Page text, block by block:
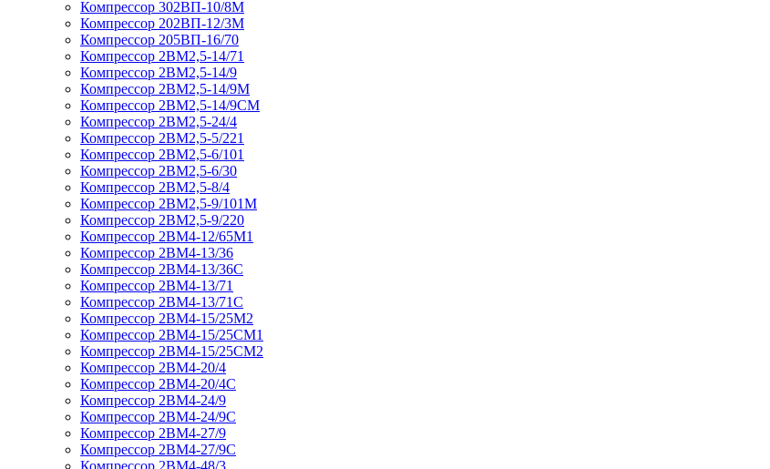
Компрессор 302ВП-10/8М
Компрессор 202ВП-12/3М
Компрессор 205ВП-16/70
Компрессор 2ВМ2,5-14/71
Компрессор 2ВМ2,5-14/9
Компрессор 2ВМ2,5-14/9М
Компрессор 2ВМ2,5-14/9СМ
Компрессор 2ВМ2,5-24/4
Компрессор 2ВМ2,5-5/221
Компрессор 2ВМ2,5-6/101
Компрессор 2ВМ2,5-6/30
Компрессор 2ВМ2,5-8/4
Компрессор 2ВМ2,5-9/101М
Компрессор 2ВМ2,5-9/220
Компрессор 2ВМ4-12/65М1
Компрессор 2ВМ4-13/36
Компрессор 2ВМ4-13/36С
Компрессор 2ВМ4-13/71
Компрессор 2ВМ4-13/71С
Компрессор 2ВМ4-15/25М2
Компрессор 2ВМ4-15/25СМ1
Компрессор 2ВМ4-15/25СМ2
Компрессор 2ВМ4-20/4
Компрессор 2ВМ4-20/4С
Компрессор 2ВМ4-24/9
Компрессор 2ВМ4-24/9С
Компрессор 2ВМ4-27/9
Компрессор 2ВМ4-27/9С